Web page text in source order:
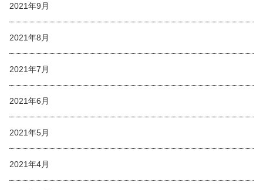
2021年9月
2021年8月
2021年7月
2021年6月
2021年5月
2021年4月